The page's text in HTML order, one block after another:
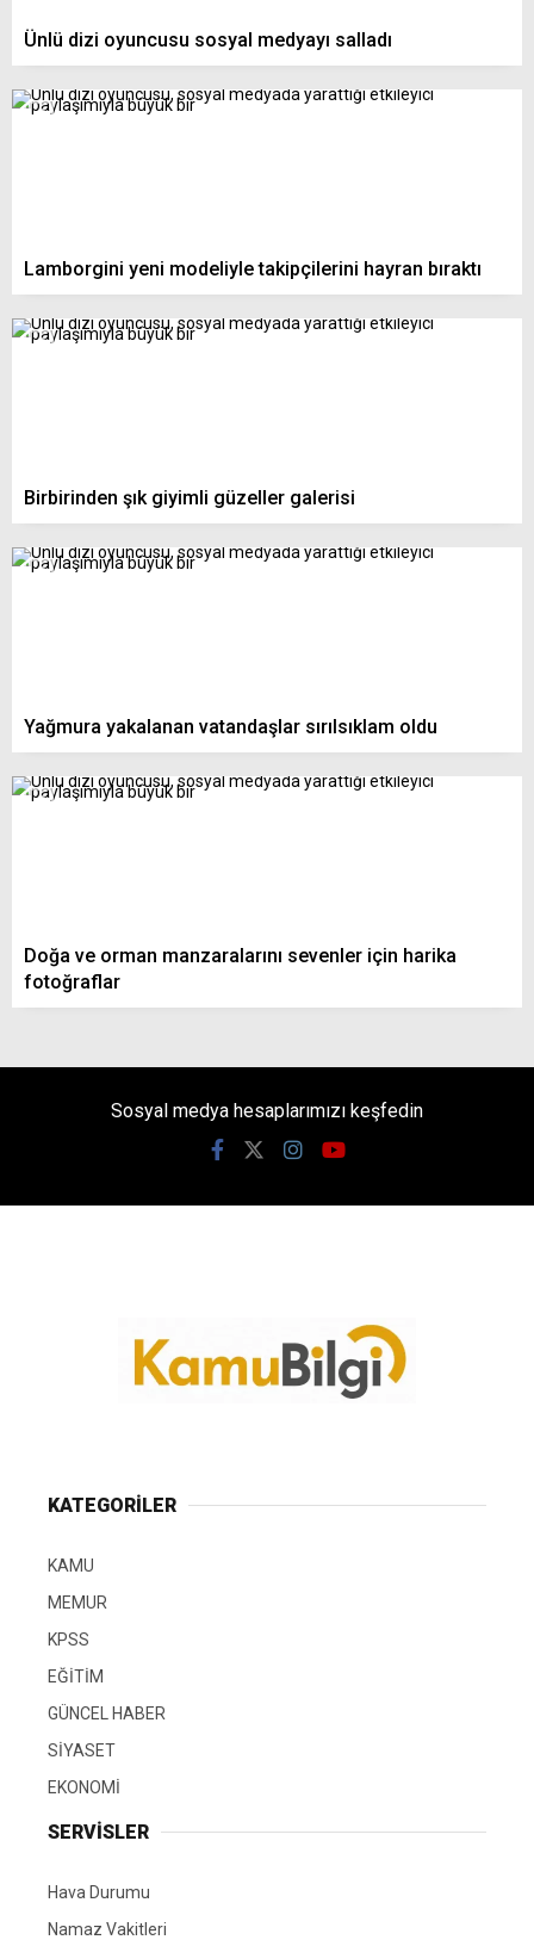
Ünlü dizi oyuncusu sosyal medyayı salladı
Lamborgini yeni modeliyle takipçilerini hayran bıraktı
Birbirinden şık giyimli güzeller galerisi
Yağmura yakalanan vatandaşlar sırılsıklam oldu
Doğa ve orman manzaralarını sevenler için harika
fotoğraflar
Sosyal medya hesaplarımızı keşfedin
KATEGORİLER
KAMU
MEMUR
KPSS
EĞİTİM
GÜNCEL HABER
SİYASET
EKONOMİ
SERVİSLER
Hava Durumu
Namaz Vakitleri